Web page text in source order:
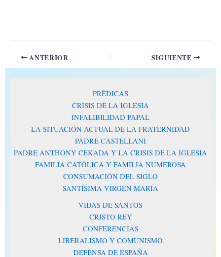
ANTERIOR SIGUIENTE
PRÉDICAS
CRISIS DE LA IGLESIA
INFALIBILIDAD PAPAL
LA SITUACIÓN ACTUAL DE LA FRATERNIDAD
PADRE CASTELLANI
PADRE ANTHONY CEKADA Y LA CRISIS DE LA IGLESIA
FAMILIA CATÓLICA Y FAMILIA NUMEROSA
CONSUMACIÓN DEL SIGLO
SANTÍSIMA VIRGEN MARÍA
VIDAS DE SANTOS
CRISTO REY
CONFERENCIAS
LIBERALISMO Y COMUNISMO
DEFENSA DE ESPAÑA